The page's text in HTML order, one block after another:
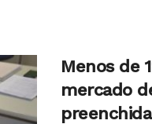
Menos de
mercado